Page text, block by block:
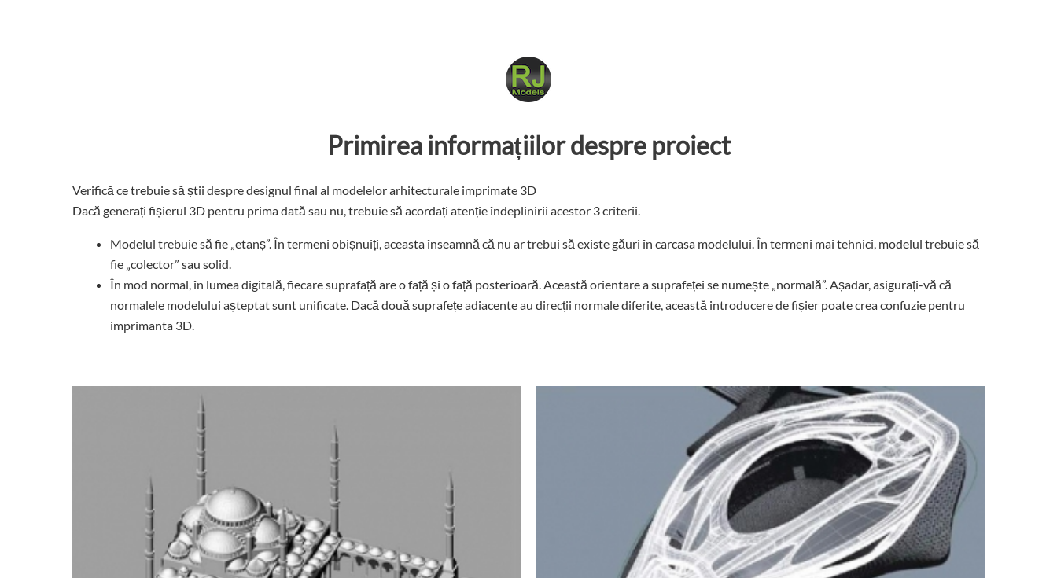
Primirea informațiilor despre proiect
Verifică ce trebuie să știi despre designul final al modelelor arhitecturale imprimate 3D
Dacă generați fișierul 3D pentru prima dată sau nu, trebuie să acordați atenție îndeplinirii acestor 3 criterii.
Modelul trebuie să fie „etanș”. În termeni obișnuiți, aceasta înseamnă că nu ar trebui să existe găuri în carcasa modelului. În termeni mai tehnici, modelul trebuie să
fie „colector” sau solid.
În mod normal, în lumea digitală, fiecare suprafață are o față și o față posterioară. Această orientare a suprafeței se numește „normală”. Așadar, asigurați-vă că
normalele modelului așteptat sunt unificate. Dacă două suprafețe adiacente au direcții normale diferite, această introducere de fișier poate crea confuzie pentru
imprimanta 3D.